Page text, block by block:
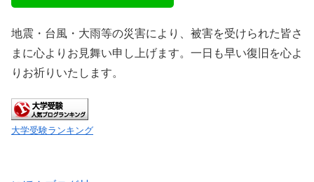
地震・台風・大雨等の災害により、被害を受けられた皆さ
まに心よりお見舞い申し上げます。一日も早い復旧を心よ
りお祈りいたします。
大学受験ランキング